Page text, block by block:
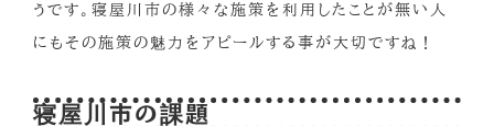
うです。寝屋川市の様々な施策を利用したことが無い人
にもその施策の魅力をアピールする事が大切ですね！
寝屋川市の課題